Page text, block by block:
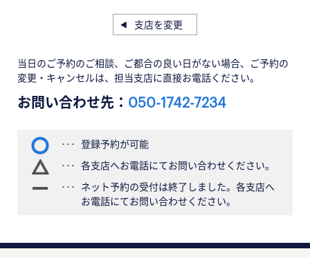
支店を変更
当日のご予約のご相談、ご都合の良い日がない場合、ご予約の
変更・キャンセルは、担当支店に直接お電話ください。
お問い合わせ先： 050-1742-7234
登録予約が可能
各支店へお電話にてお問い合わせください。
ネット予約の受付は終了しました。各支店へ
お電話にてお問い合わせください。